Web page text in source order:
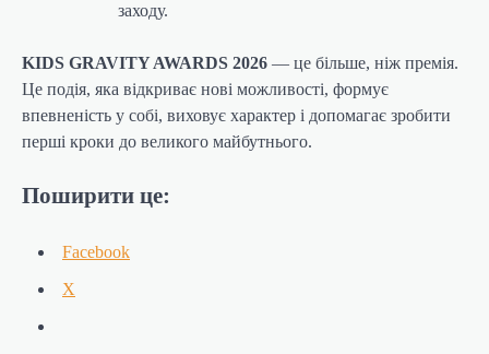
заходу.
KIDS GRAVITY AWARDS 2026 — це більше, ніж премія.
Це подія, яка відкриває нові можливості, формує
впевненість у собі, виховує характер і допомагає зробити
перші кроки до великого майбутнього.
Поширити це:
Facebook
X